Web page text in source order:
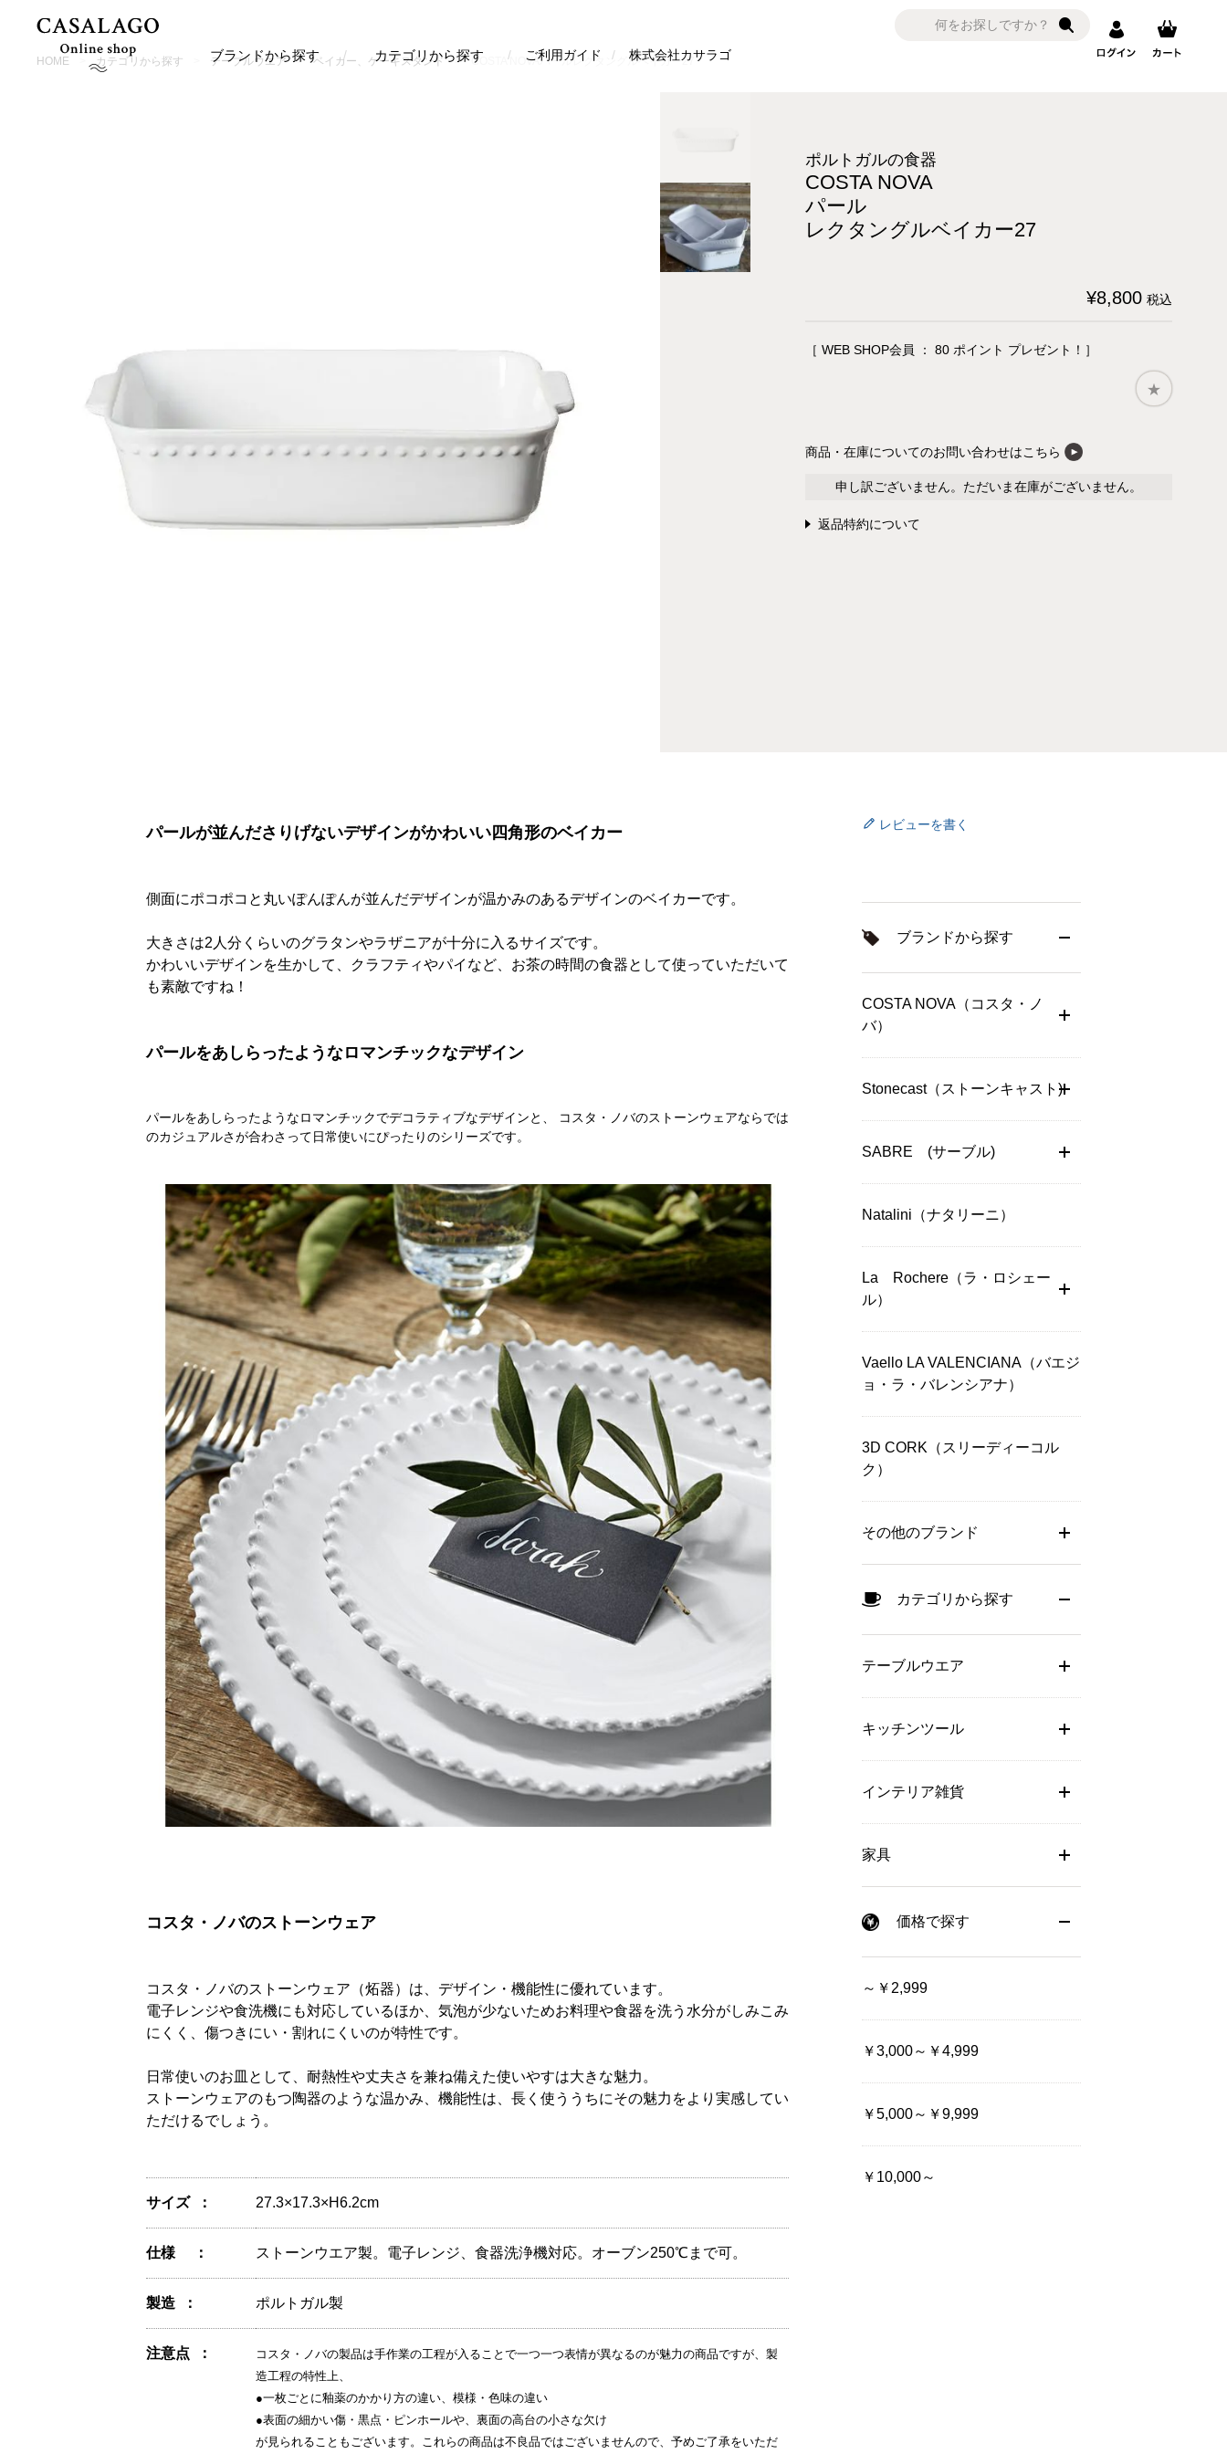
ブランドから探す カテゴリから探す ご利用ガイド 株式会社カサラゴ
HOME カテゴリから探す テーブルウエア ベイカー、ケーキスタンド COSTA NOVAパールレクタングルベイカー27
ポルトガルの食器
COSTA NOVA
パール
レクタングルベイカー27
¥8,800 税込
［ WEB SHOP会員 ：80 ポイント プレゼント！］
商品・在庫についてのお問い合わせはこちら
申し訳ございません。ただいま在庫がございません。
返品特約について
パールが並んださりげないデザインがかわいい四角形のベイカー
側面にポコポコと丸いぽんぽんが並んだデザインが温かみのあるデザインのベイカーです。
大きさは2人分くらいのグラタンやラザニアが十分に入るサイズです。
かわいいデザインを生かして、クラフティやパイなど、お茶の時間の食器として使っていただいて
も素敵ですね！
パールをあしらったようなロマンチックなデザイン
パールをあしらったようなロマンチックでデコラティブなデザインと、 コスタ・ノバのストーンウェアならでは
のカジュアルさが合わさって日常使いにぴったりのシリーズです。
コスタ・ノバのストーンウェア
コスタ・ノバのストーンウェア（炻器）は、デザイン・機能性に優れています。
電子レンジや食洗機にも対応しているほか、気泡が少ないためお料理や食器を洗う水分がしみこみ
にくく、傷つきにい・割れにくいのが特性です。
日常使いのお皿として、耐熱性や丈夫さを兼ね備えた使いやすは大きな魅力。
ストーンウェアのもつ陶器のような温かみ、機能性は、長く使ううちにその魅力をより実感してい
ただけるでしょう。
サイズ 27.3×17.3×H6.2cm
仕様 ストーンウエア製。電子レンジ、食器洗浄機対応。オーブン250℃まで可。
製造 ポルトガル製
注意点
コスタ・ノバの製品は手作業の工程が入ることで一つ一つ表情が異なるのが魅力の商品ですが、製
造工程の特性上、
●一枚ごとに釉薬のかかり方の違い、模様・色味の違い
●表面の細かい傷・黒点・ピンホールや、裏面の高台の小さな欠け
が見られることもございます。これらの商品は不良品ではございませんので、予めご了承をいただ
レビューを書く
ブランドから探す
COSTA NOVA（コスタ・ノ
バ）
Stonecast（ストーンキャスト)
SABRE (サーブル)
Natalini（ナタリーニ）
La Rochere（ラ・ロシェー
ル）
Vaello LA VALENCIANA（バエジ
ョ・ラ・バレンシアナ）
3D CORK（スリーディーコル
ク）
その他のブランド
カテゴリから探す
テーブルウエア
キッチンツール
インテリア雑貨
家具
価格で探す
～￥2,999
￥3,000～￥4,999
￥5,000～￥9,999
￥10,000～